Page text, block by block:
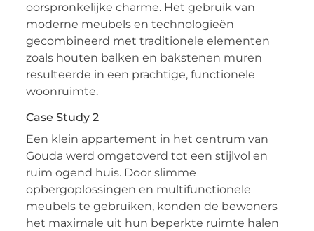
oorspronkelijke charme. Het gebruik van
moderne meubels en technologieën
gecombineerd met traditionele elementen
zoals houten balken en bakstenen muren
resulteerde in een prachtige, functionele
woonruimte.
Case Study 2
Een klein appartement in het centrum van
Gouda werd omgetoverd tot een stijlvol en
ruim ogend huis. Door slimme
opbergoplossingen en multifunctionele
meubels te gebruiken, konden de bewoners
het maximale uit hun beperkte ruimte halen